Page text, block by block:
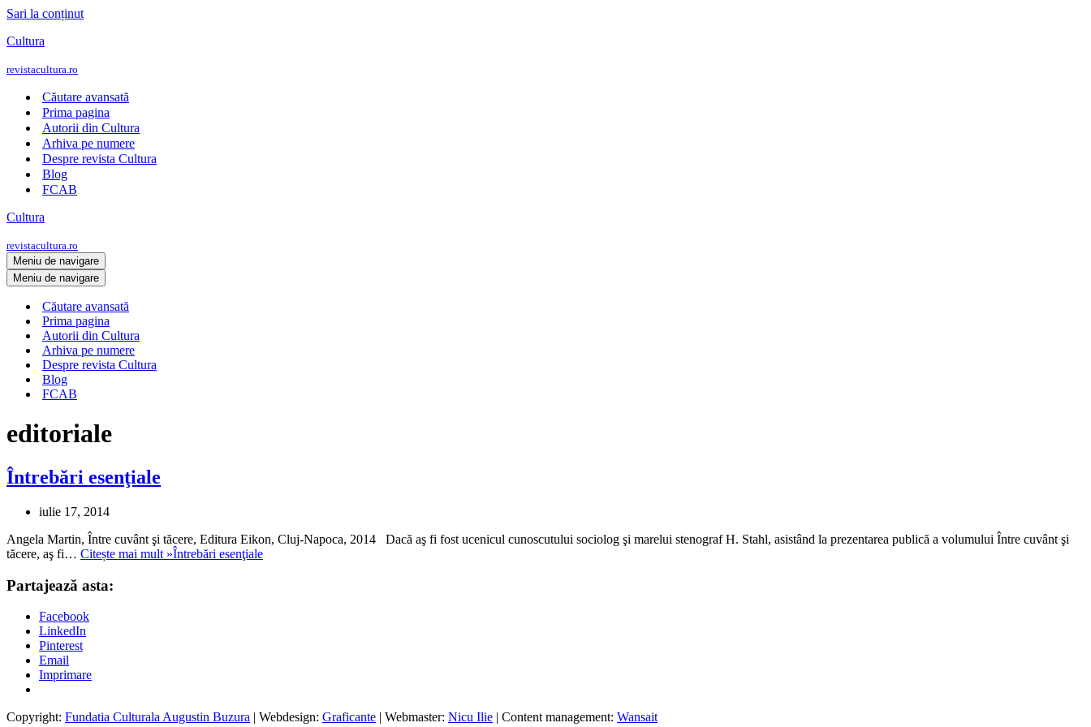
Sari la conținut
Cultura
revistacultura.ro
Căutare avansată
Prima pagina
Autorii din Cultura
Arhiva pe numere
Despre revista Cultura
Blog
FCAB
Cultura
revistacultura.ro
Meniu de navigare
Meniu de navigare
Căutare avansată
Prima pagina
Autorii din Cultura
Arhiva pe numere
Despre revista Cultura
Blog
FCAB
editoriale
Întrebări esenţiale
iulie 17, 2014
Angela Martin, Între cuvânt şi tăcere, Editura Eikon, Cluj-Napoca, 2014 Dacă aş fi fost ucenicul cunoscutului sociolog şi marelui stenograf H. Stahl, asistând la prezentarea publică a volumului Între cuvânt şi
tăcere, aş fi… Citește mai mult »Întrebări esenţiale
Partajează asta:
Facebook
LinkedIn
Pinterest
Email
Imprimare
Copyright: Fundatia Culturala Augustin Buzura | Webdesign: Graficante | Webmaster: Nicu Ilie | Content management: Wansait